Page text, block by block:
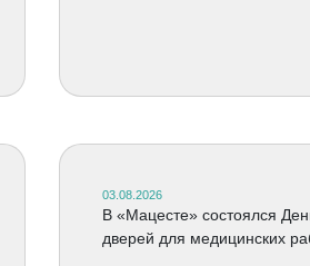
03.08.2026
В «Мацесте» состоялся
дверей для медицинских